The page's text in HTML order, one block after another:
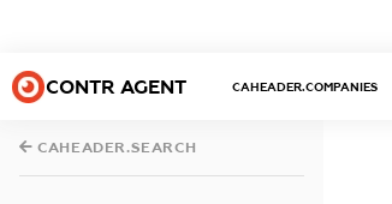
CONTR AGENT CAHEADER.COMPANIES
CAHEADER.SEARCH